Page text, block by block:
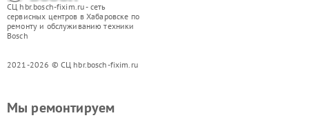
СЦ hbr.bosch-fixim.ru - сеть
сервисных центров в Хабаровске по
ремонту и обслуживанию техники
Bosch
2021-2026 © СЦ hbr.bosch-fixim.ru
Мы ремонтируем